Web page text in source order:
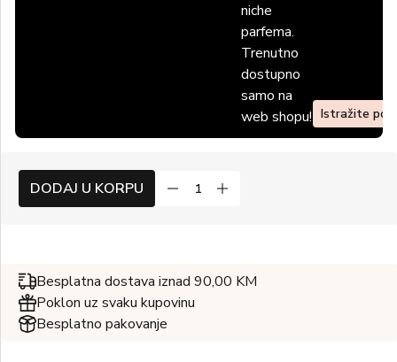
niche
parfema.
Trenutno
dostupno
samo na
web shopu! Istražite
DODAJ U KORPU
Besplatna dostava iznad 90,00 KM
Poklon uz svaku kupovinu
Besplatno pakovanje